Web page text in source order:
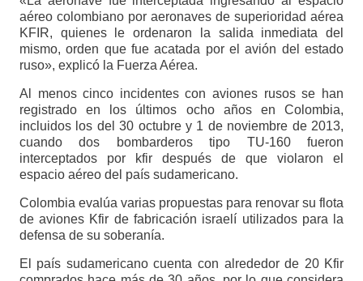
aéreo colombiano por aeronaves de superioridad aérea
KFIR, quienes le ordenaron la salida inmediata del
mismo, orden que fue acatada por el avión del estado
ruso», explicó la Fuerza Aérea.
Al menos cinco incidentes con aviones rusos se han
registrado en los últimos ocho años en Colombia,
incluidos los del 30 octubre y 1 de noviembre de 2013,
cuando dos bombarderos tipo TU-160 fueron
interceptados por kfir después de que violaron el
espacio aéreo del país sudamericano.
Colombia evalúa varias propuestas para renovar su flota
de aviones Kfir de fabricación israelí utilizados para la
defensa de su soberanía.
El país sudamericano cuenta con alrededor de 20 Kfir